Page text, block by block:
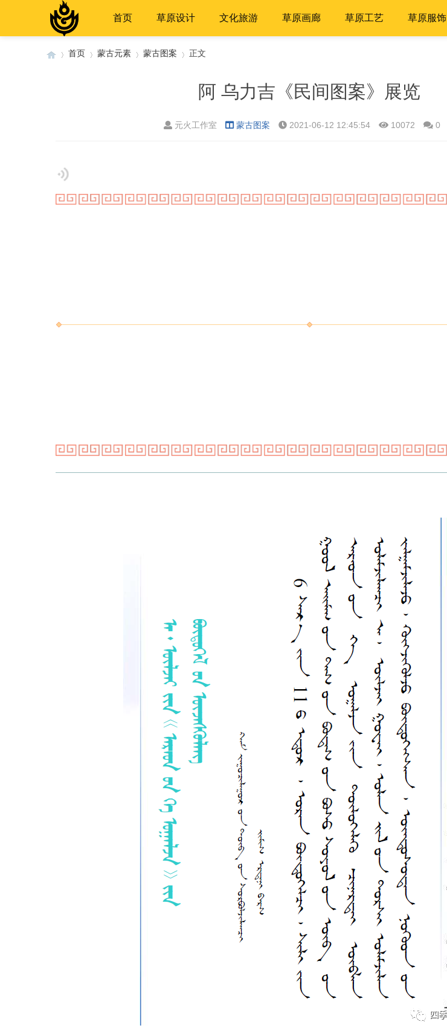
首页 草原设计 文化旅游 草原画廊 草原工艺 草原服饰
首页 蒙古元素 蒙古图案 正文
阿 乌力吉《民间图案》展览
元火工作室 蒙古图案 2021-06-12 12:45:54 10072 0